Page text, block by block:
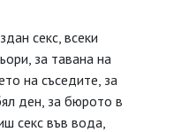
секс, всеки
за тавана на
на съседите, за
ден, за бюрото в
секс във вода,